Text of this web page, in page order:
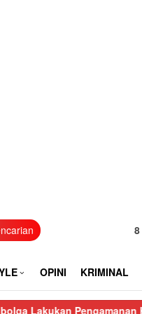
OPINI KRIMINAL
Pengamanan Kebakaran